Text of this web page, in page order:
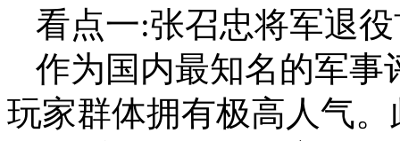
看点一:张召忠将军退
作为国内最知名的军事
玩家群体拥有极高人气